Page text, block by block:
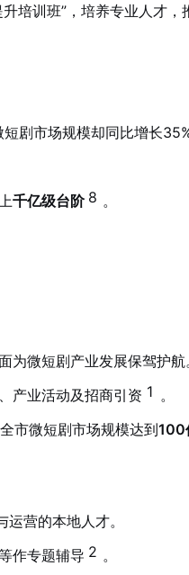
培训班”，培养专业人才，
剧市场规模却同比增长
千亿级台阶 8 。
微短剧产业发展保驾护航
产业活动及招商引资 1 。
市微短剧市场规模达到100
营的本地人才。
作专题辅导 2 。